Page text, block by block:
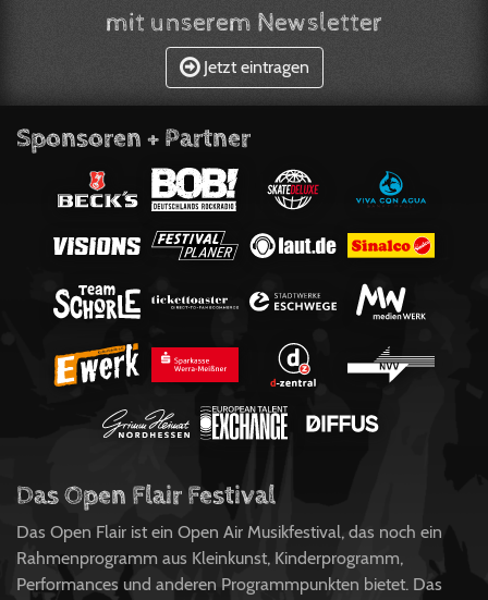
mit unserem Newsletter
Jetzt eintragen
Sponsoren + Partner
Das Open Flair Festival
Das Open Flair ist ein Open Air Musikfestival, das noch ein
Rahmenprogramm aus Kleinkunst, Kinderprogramm,
Performances und anderen Programmpunkten bietet. Das